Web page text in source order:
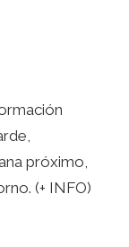
próximo,
(+ INFO)